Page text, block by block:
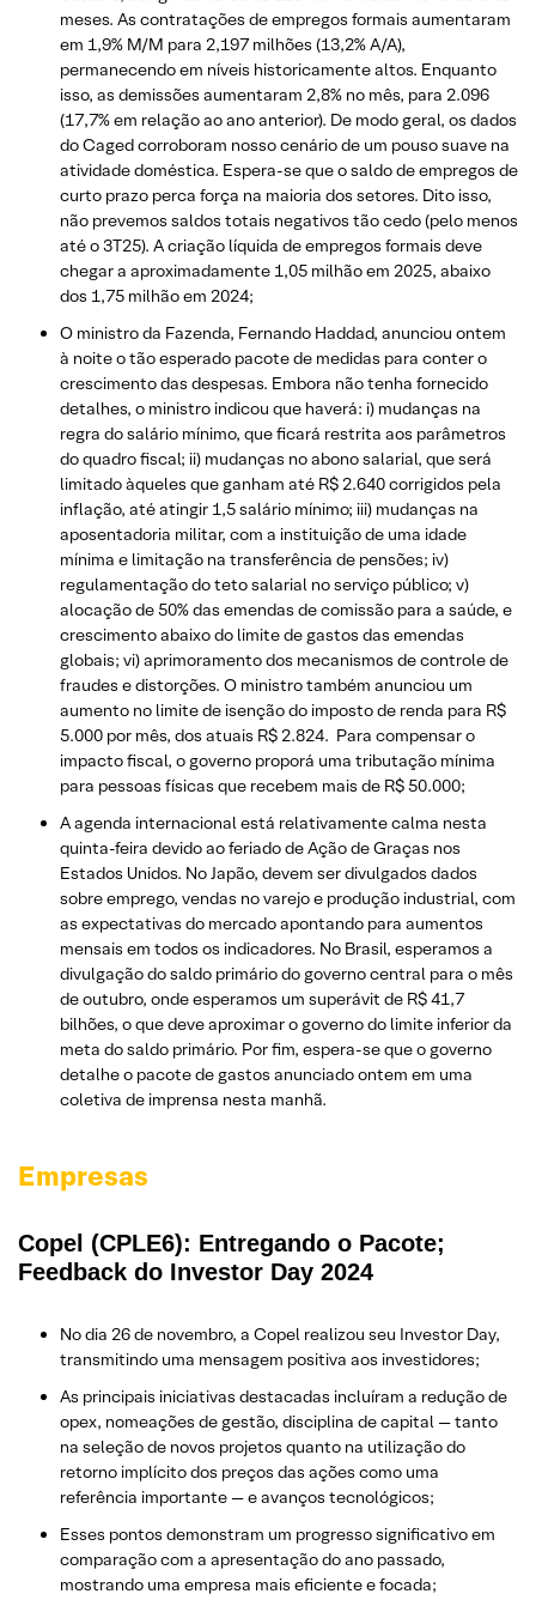
meses. As contratações de empregos formais aumentaram
em 1,9% M/M para 2,197 milhões (13,2% A/A),
permanecendo em níveis historicamente altos. Enquanto
isso, as demissões aumentaram 2,8% no mês, para 2.096
(17,7% em relação ao ano anterior). De modo geral, os dados
do Caged corroboram nosso cenário de um pouso suave na
atividade doméstica. Espera-se que o saldo de empregos de
curto prazo perca força na maioria dos setores. Dito isso,
não prevemos saldos totais negativos tão cedo (pelo menos
até o 3T25). A criação líquida de empregos formais deve
chegar a aproximadamente 1,05 milhão em 2025, abaixo
dos 1,75 milhão em 2024;
O ministro da Fazenda, Fernando Haddad, anunciou ontem
à noite o tão esperado pacote de medidas para conter o
crescimento das despesas. Embora não tenha fornecido
detalhes, o ministro indicou que haverá: i) mudanças na
regra do salário mínimo, que ficará restrita aos parâmetros
do quadro fiscal; ii) mudanças no abono salarial, que será
limitado àqueles que ganham até R$ 2.640 corrigidos pela
inflação, até atingir 1,5 salário mínimo; iii) mudanças na
aposentadoria militar, com a instituição de uma idade
mínima e limitação na transferência de pensões; iv)
regulamentação do teto salarial no serviço público; v)
alocação de 50% das emendas de comissão para a saúde, e
crescimento abaixo do limite de gastos das emendas
globais; vi) aprimoramento dos mecanismos de controle de
fraudes e distorções. O ministro também anunciou um
aumento no limite de isenção do imposto de renda para R$
5.000 por mês, dos atuais R$ 2.824. Para compensar o
impacto fiscal, o governo proporá uma tributação mínima
para pessoas físicas que recebem mais de R$ 50.000;
A agenda internacional está relativamente calma nesta
quinta-feira devido ao feriado de Ação de Graças nos
Estados Unidos. No Japão, devem ser divulgados dados
sobre emprego, vendas no varejo e produção industrial, com
as expectativas do mercado apontando para aumentos
mensais em todos os indicadores. No Brasil, esperamos a
divulgação do saldo primário do governo central para o mês
de outubro, onde esperamos um superávit de R$ 41,7
bilhões, o que deve aproximar o governo do limite inferior da
meta do saldo primário. Por fim, espera-se que o governo
detalhe o pacote de gastos anunciado ontem em uma
coletiva de imprensa nesta manhã.
Empresas
Copel (CPLE6): Entregando o Pacote;
Feedback do Investor Day 2024
No dia 26 de novembro, a Copel realizou seu Investor Day,
transmitindo uma mensagem positiva aos investidores;
As principais iniciativas destacadas incluíram a redução de
opex, nomeações de gestão, disciplina de capital — tanto
na seleção de novos projetos quanto na utilização do
retorno implícito dos preços das ações como uma
referência importante — e avanços tecnológicos;
Esses pontos demonstram um progresso significativo em
comparação com a apresentação do ano passado,
mostrando uma empresa mais eficiente e focada;